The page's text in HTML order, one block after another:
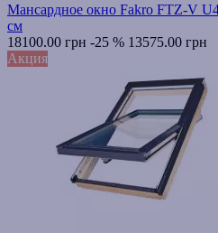
Мансардное окно Fakro FTZ-V
см
18100.00 грн -25 % 13575.00 грн
Акция